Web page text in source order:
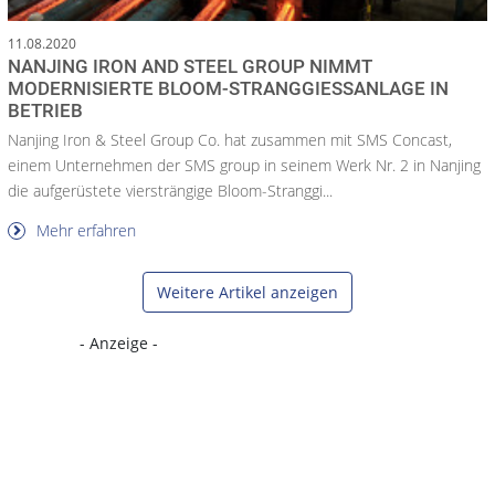
11.08.2020
NANJING IRON AND STEEL GROUP NIMMT
MODERNISIERTE BLOOM-STRANGGIESSANLAGE IN B
ETRIEB
Nanjing Iron & Steel Group Co. hat zusammen mit SMS Concast,
einem Unternehmen der SMS group in seinem Werk Nr. 2 in Nanjing
die aufgerüstete viersträngige Bloom-Stranggi...
Mehr erfahren
Weitere Artikel anzeigen
- Anzeige -